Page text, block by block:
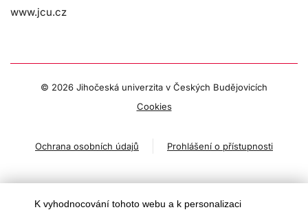
www.jcu.cz
© 2026 Jihočeská univerzita v Českých Budějovicích
Cookies
Ochrana osobních údajů Prohlášení o přístupnosti
K vyhodnocování tohoto webu a k personalizaci